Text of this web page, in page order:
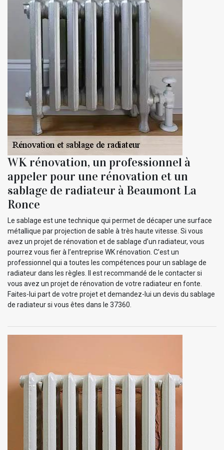
WK rénovation, un professionnel à
appeler pour une rénovation et un
sablage de radiateur à Beaumont La
Ronce
Le sablage est une technique qui permet de décaper une surface
métallique par projection de sable à très haute vitesse. Si vous
avez un projet de rénovation et de sablage d’un radiateur, vous
pourrez vous fier à l’entreprise WK rénovation. C’est un
professionnel qui a toutes les compétences pour un sablage de
radiateur dans les règles. Il est recommandé de le contacter si
vous avez un projet de rénovation de votre radiateur en fonte.
Faites-lui part de votre projet et demandez-lui un devis du sablage
de radiateur si vous êtes dans le 37360.